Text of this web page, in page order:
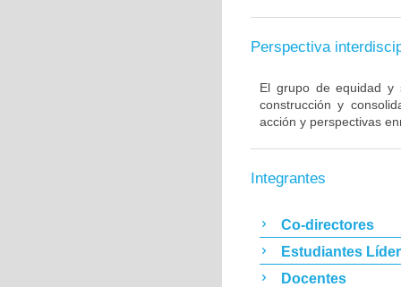
Perspectiva
El grupo de equidad y
construcción y
acción y perspectivas
Integrantes
Co-directores
Estudiantes
Docentes